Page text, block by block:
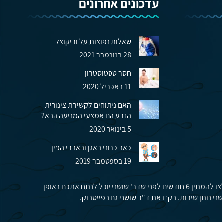
שאלות נפוצות על וריקוצל
28 בנובמבר 2021
חסר טסטוסטרון
11 באפריל 2020
האם ניתוחים לקשירת צינורית
הזרע הם אמצעי המניעה הבא?
5 בינואר 2020
כאב כרוני באגן ובאברי המין
19 בספטמבר 2019
על פי מגבלות חוק הצינון שנכנס לתוקף ב1.11.2017 אם נפגשתם עם דר' שושני במסגרת הרפואה הציבורית (קופות חולים, בית החולים) תאלצו להמתין 6 חודשים לפני שדר' שושני יוכל לנתח אתכם באופן
נותן שירות.בקרו את ד"ר שושני גם בפייסבוק.